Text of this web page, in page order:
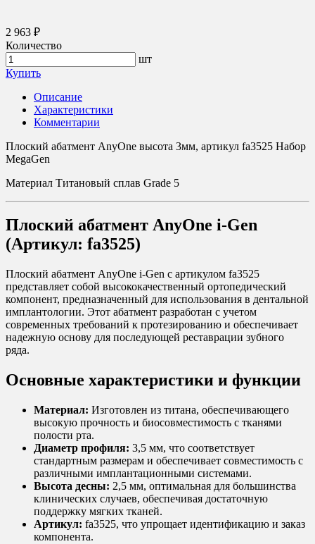
2 963 ₽
Количество
шт
Купить
Описание
Характеристики
Комментарии
Плоский абатмент AnyOne высота 3мм, артикул fa3525 Набор
MegaGen
Материал Титановый сплав Grade 5
Плоский абатмент AnyOne i-Gen
(Артикул: fa3525)
Плоский абатмент AnyOne i-Gen с артикулом fa3525
представляет собой высококачественный ортопедический
компонент, предназначенный для использования в дентальной
имплантологии. Этот абатмент разработан с учетом
современных требований к протезированию и обеспечивает
надежную основу для последующей реставрации зубного
ряда.
Основные характеристики и функции
Материал: Изготовлен из титана, обеспечивающего
высокую прочность и биосовместимость с тканями
полости рта.
Диаметр профиля: 3,5 мм, что соответствует
стандартным размерам и обеспечивает совместимость с
различными имплантационными системами.
Высота десны: 2,5 мм, оптимальная для большинства
клинических случаев, обеспечивая достаточную
поддержку мягких тканей.
Артикул: fa3525, что упрощает идентификацию и заказ
компонента.